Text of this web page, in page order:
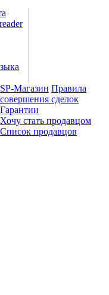
SP-Магазин Правила
совершения сделок
Гарантии
Хочу стать продавцом
Список продавцов